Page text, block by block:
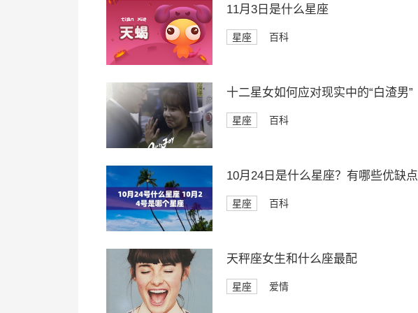
11月3日是什么星座
星座 百科
十二星女如何应对现实中的“白渣男”
星座 百科
10月24日是什么星座？有哪些优缺点
星座 百科
天秤座女生和什么座最配
星座 爱情